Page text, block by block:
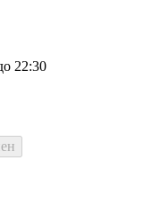
22:30